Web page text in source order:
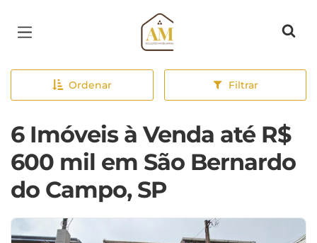
Página inicial
Ordenar Filtrar
6 Imóveis à Venda até R$
600 mil em São Bernardo
do Campo, SP